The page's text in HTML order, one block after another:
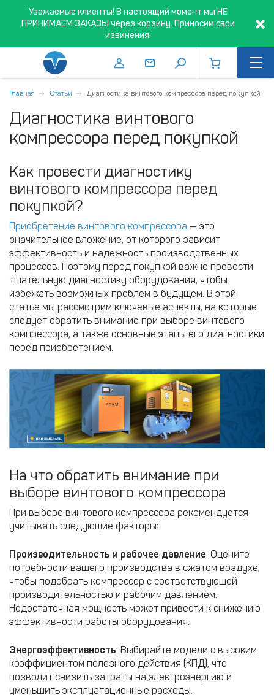
Уважаемые клиенты! В настоящий момент мы НЕ
ПРИНИМАЕМ ЗАКАЗЫ через корзину. Приносим свои
извинения.
Главная Статьи Диагностика винтового компрессора перед покупкой
Диагностика винтового
компрессора перед покупкой
Как провести диагностику
винтового компрессора перед
покупкой?
Приобретение винтового компрессора — это
значительное вложение, от которого зависит
эффективность и надежность производственных
процессов. Поэтому перед покупкой важно провести
тщательную диагностику оборудования, чтобы
избежать возможных проблем в будущем. В этой
статье мы рассмотрим ключевые аспекты, на которые
следует обратить внимание при выборе винтового
компрессора, а также основные этапы его диагностики
перед приобретением.​
На что обратить внимание при
выборе винтового компрессора
При выборе винтового компрессора рекомендуется
учитывать следующие факторы:​
Производительность и рабочее давление: Оцените
потребности вашего производства в сжатом воздухе,
чтобы подобрать компрессор с соответствующей
производительностью и рабочим давлением.
Недостаточная мощность может привести к снижению
эффективности работы оборудования.​
Энергоэффективность: Выбирайте модели с высоким
коэффициентом полезного действия (КПД), что
позволит снизить затраты на электроэнергию и
уменьшить эксплуатационные расходы.​